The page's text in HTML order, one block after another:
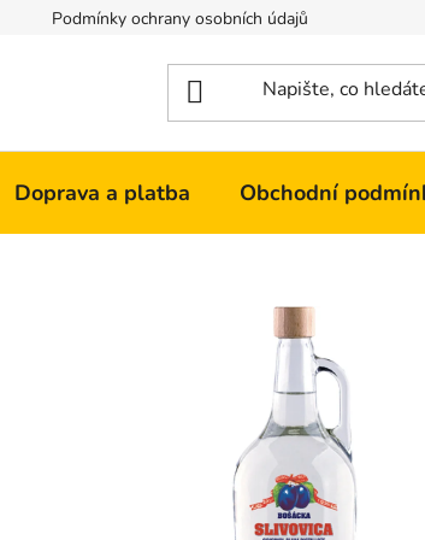
Podmínky ochrany osobních údajů
Doprava a platba Obchodní